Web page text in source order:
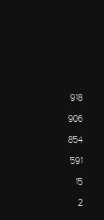
918
906
854
591
15
2